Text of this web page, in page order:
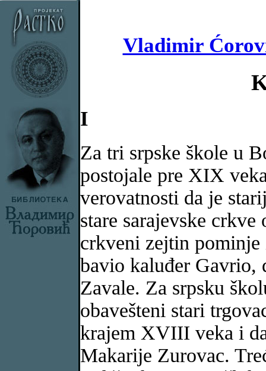
Vladimir
I
Za tri srpske škole u
postojale pre XIX
verovatnosti da je
stare sarajevske
crkveni zejtin
bavio kaluđer Gavrio,
Zavale. Za srpsku
obavešteni stari
krajem XVIII veka i
Makarije Zurovac.